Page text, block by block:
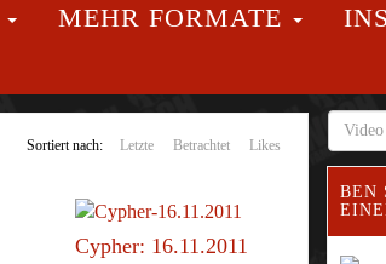
MEHR FORMATE
Sortiert nach: Letzte Betrachtet Likes
Cypher: 16.11.2011
BEN